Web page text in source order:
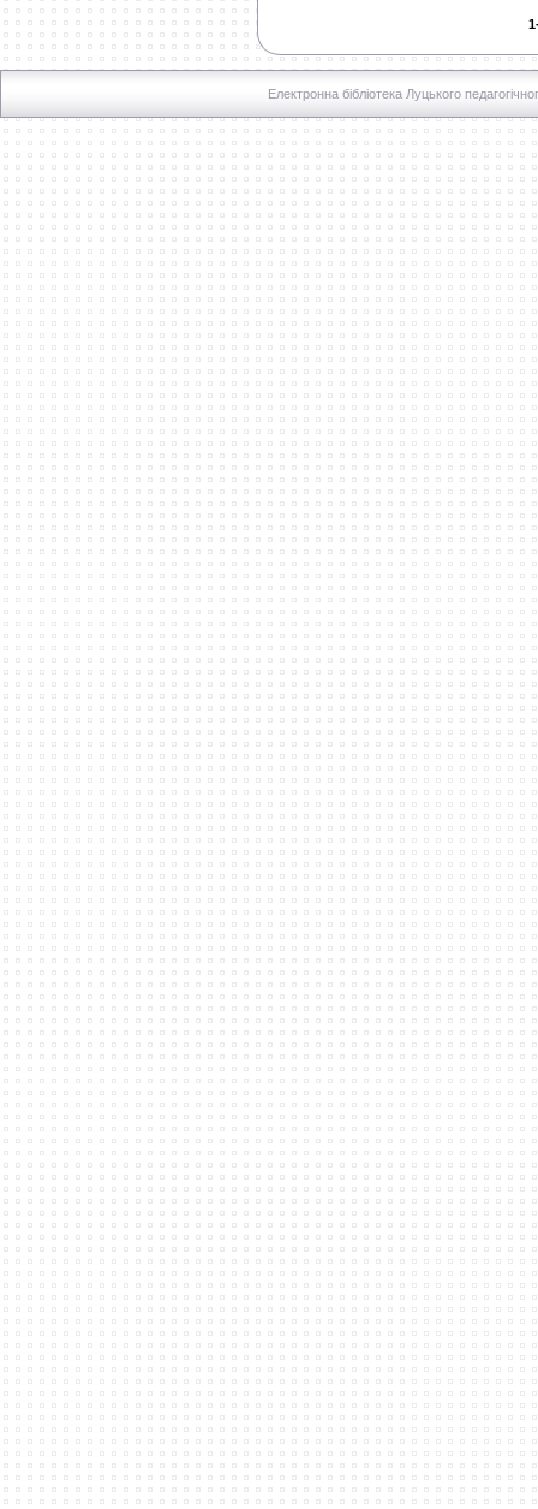
Електронна бібліотека Луцького